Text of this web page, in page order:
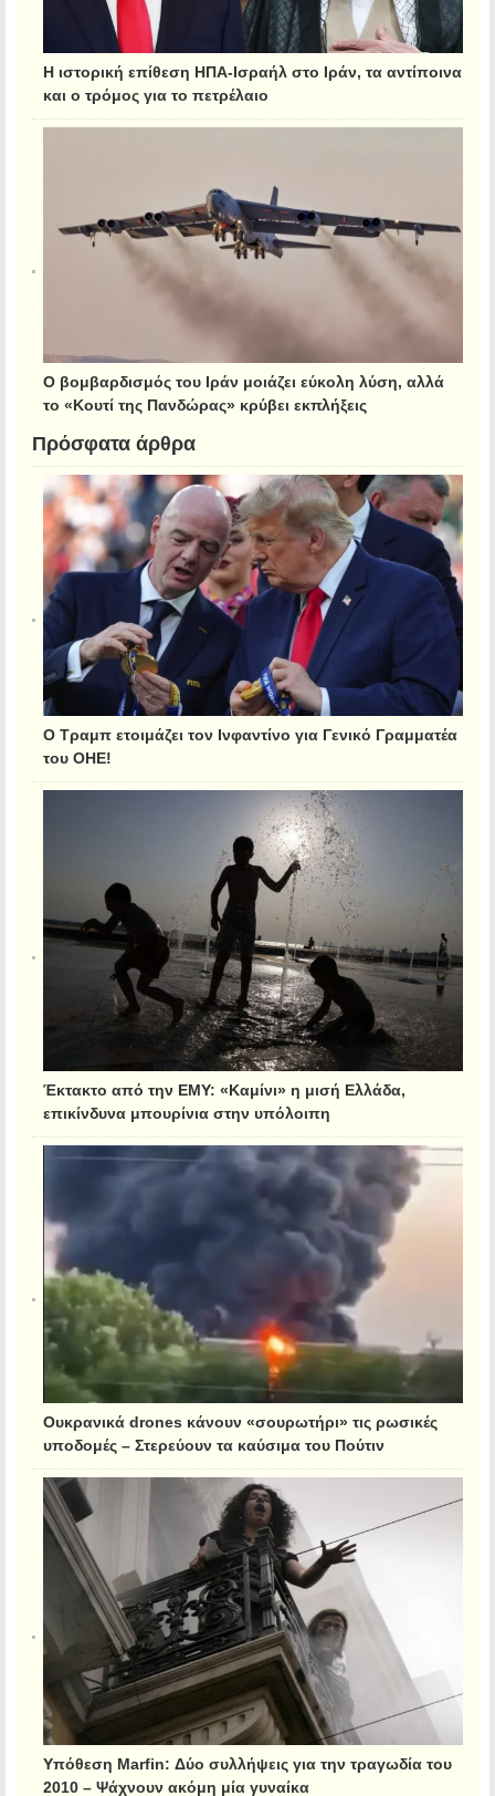
Η ιστορική επίθεση ΗΠΑ-Ισραήλ στο Ιράν, τα αντίποινα
και ο τρόμος για το πετρέλαιο
Ο βομβαρδισμός του Ιράν μοιάζει εύκολη λύση, αλλά
το «Κουτί της Πανδώρας» κρύβει εκπλήξεις
Πρόσφατα άρθρα
Ο Τραμπ ετοιμάζει τον Ινφαντίνο για Γενικό Γραμματέα
του ΟΗΕ!
Έκτακτο από την ΕΜΥ: «Καμίνι» η μισή Ελλάδα,
επικίνδυνα μπουρίνια στην υπόλοιπη
Ουκρανικά drones κάνουν «σουρωτήρι» τις ρωσικές
υποδομές – Στερεύουν τα καύσιμα του Πούτιν
Υπόθεση Marfin: Δύο συλλήψεις για την τραγωδία του
2010 – Ψάχνουν ακόμη μία γυναίκα